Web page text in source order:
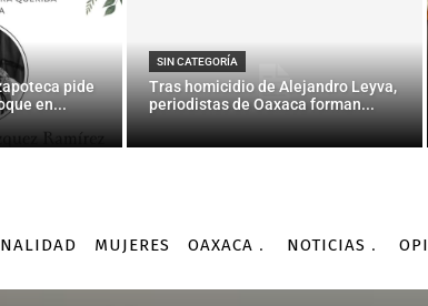
pide
en...
SIN CATEGORÍA
Tras homicidio de Alejandro Leyva,
periodistas de Oaxaca forman...
MUJERES OAXACA NOTICIAS